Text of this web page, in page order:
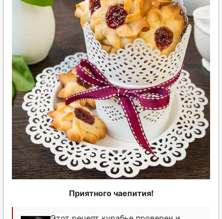
Приятного чаепития!